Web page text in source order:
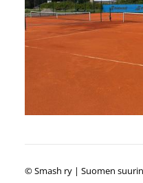
©Smash ry | Suomen